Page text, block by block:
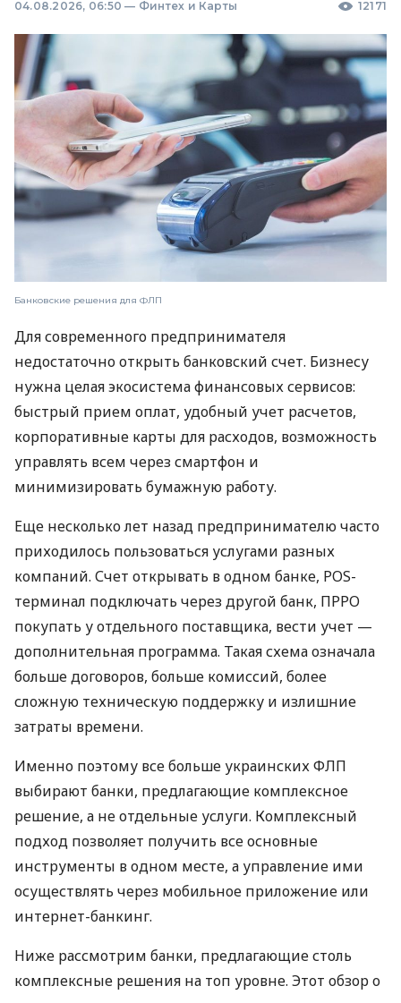
04.08.2026, 06:50 — Финтех и Карты 12171
Банковские решения для ФЛП
Для современного предпринимателя
недостаточно открыть банковский счет. Бизнесу
нужна целая экосистема финансовых сервисов:
быстрый прием оплат, удобный учет расчетов,
корпоративные карты для расходов, возможность
управлять всем через смартфон и
минимизировать бумажную работу.
Еще несколько лет назад предпринимателю часто
приходилось пользоваться услугами разных
компаний. Счет открывать в одном банке, POS-
терминал подключать через другой банк, ПРРО
покупать у отдельного поставщика, вести учет —
дополнительная программа. Такая схема означала
больше договоров, больше комиссий, более
сложную техническую поддержку и излишние
затраты времени.
Именно поэтому все больше украинских ФЛП
выбирают банки, предлагающие комплексное
решение, а не отдельные услуги. Комплексный
подход позволяет получить все основные
инструменты в одном месте, а управление ими
осуществлять через мобильное приложение или
интернет-банкинг.
Ниже рассмотрим банки, предлагающие столь
комплексные решения на топ уровне. Этот обзор о